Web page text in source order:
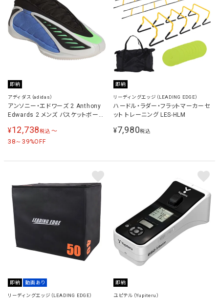
即納
アディダス（adidas）
アンソニー・エドワーズ 2 Anthony
Edwards 2 メンズ バスケットボール
JR4359
¥12,738税込 〜
38～39%OFF
即納
リーディングエッジ（LEADING EDGE）
ハードル・ラダー・フラットマーカーセ
ット トレーニング LES-HLM
¥7,980税込
即納 動画あり
リーディングエッジ（LEADING EDGE）
即納
ユピテル（Yupiteru）